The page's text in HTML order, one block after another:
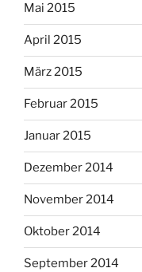
Mai 2015
April 2015
März 2015
Februar 2015
Januar 2015
Dezember 2014
November 2014
Oktober 2014
September 2014